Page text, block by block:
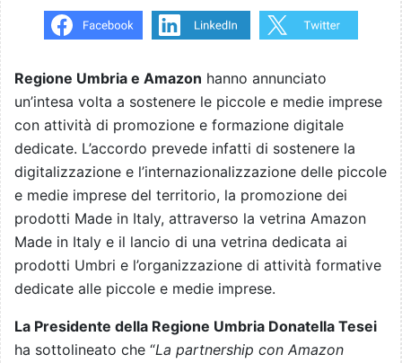
Regione Umbria e Amazon hanno annunciato
un’intesa volta a sostenere le piccole e medie imprese
con attività di promozione e formazione digitale
dedicate. L’accordo prevede infatti di sostenere la
digitalizzazione e l’internazionalizzazione delle piccole
e medie imprese del territorio, la promozione dei
prodotti Made in Italy, attraverso la vetrina Amazon
Made in Italy e il lancio di una vetrina dedicata ai
prodotti Umbri e l’organizzazione di attività formative
dedicate alle piccole e medie imprese.
La Presidente della Regione Umbria Donatella Tesei
ha sottolineato che “La partnership con Amazon